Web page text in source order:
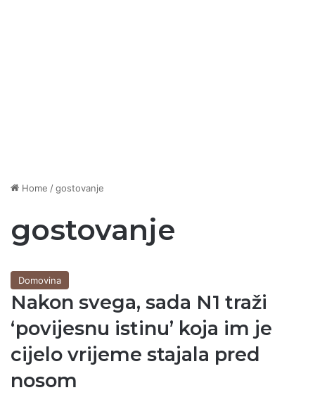
Home /gostovanje
gostovanje
Domovina
Nakon svega, sada N1 traži
‘povijesnu istinu’ koja im je
cijelo vrijeme stajala pred
nosom